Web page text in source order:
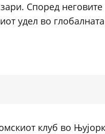
Според
удел во
клуб во